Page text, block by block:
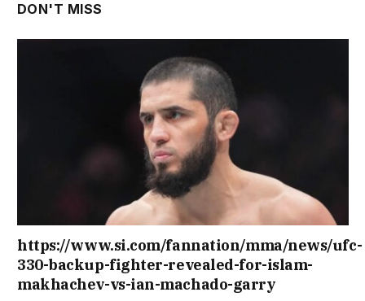
DON'T MISS
https://www.si.com/fannation/mma/news/ufc-
330-backup-fighter-revealed-for-islam-
makhachev-vs-ian-machado-garry